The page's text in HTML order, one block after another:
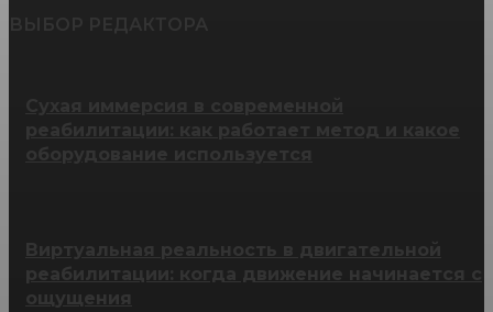
реабилитации: когда движение начинается с
ощущения